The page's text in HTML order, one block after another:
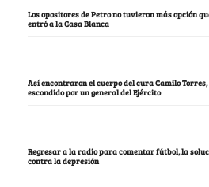
Los opositores de Petro no tuvieron más opción
entró a la Casa Blanca
Así encontraron el cuerpo del cura Camilo Torres,
escondido por un general del Ejército
Regresar a la radio para comentar fútbol, la
contra la depresión